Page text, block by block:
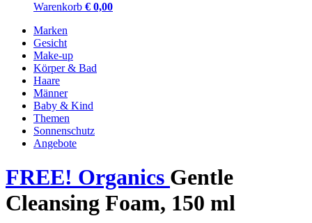
Warenkorb € 0,00
Marken
Gesicht
Make-up
Körper & Bad
Haare
Männer
Baby & Kind
Themen
Sonnenschutz
Angebote
FREE! Organics Gentle
Cleansing Foam, 150 ml